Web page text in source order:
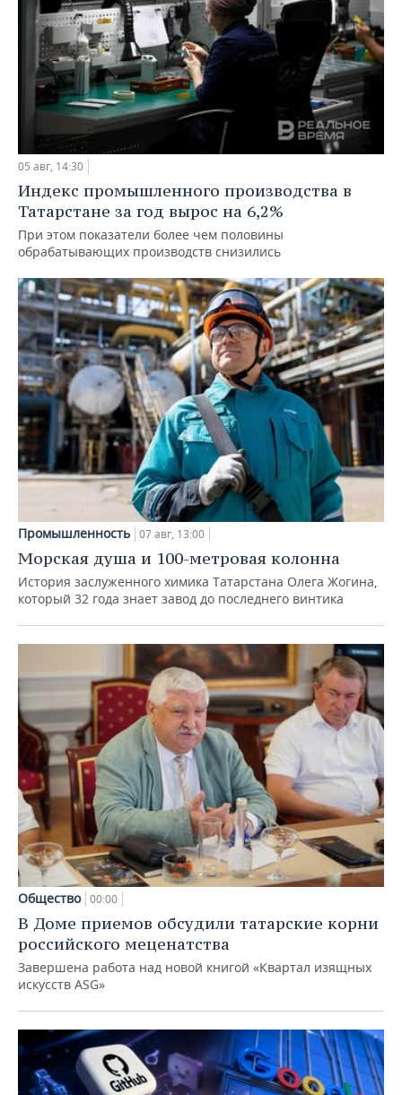
05 авг, 14:30
Индекс промышленного производства в
Татарстане за год вырос на 6,2%
При этом показатели более чем половины
обрабатывающих производств снизились
Промышленность 07 авг, 13:00
Морская душа и 100-метровая колонна
История заслуженного химика Татарстана Олега Жогина,
который 32 года знает завод до последнего винтика
Общество 00:00
В Доме приемов обсудили татарские корни
российского меценатства
Завершена работа над новой книгой «Квартал изящных
искусств ASG»